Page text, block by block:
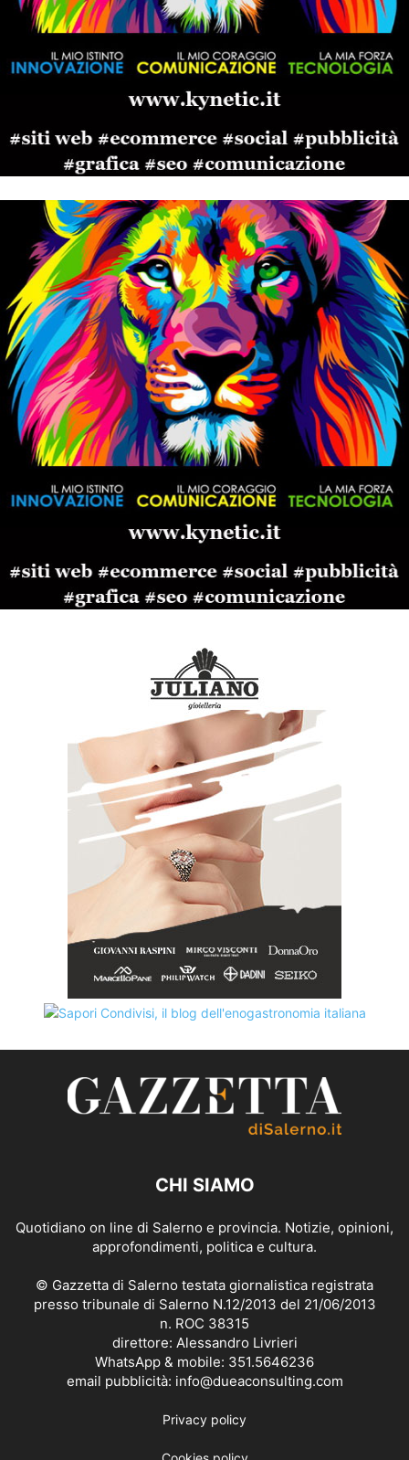
CHI SIAMO
Quotidiano on line di Salerno e provincia. Notizie, opinioni,
approfondimenti, politica e cultura.
© Gazzetta di Salerno testata giornalistica registrata
presso tribunale di Salerno N.12/2013 del 21/06/2013
n. ROC 38315
direttore: Alessandro Livrieri
WhatsApp & mobile: 351.5646236
email pubblicità: info@dueaconsulting.com
Privacy policy